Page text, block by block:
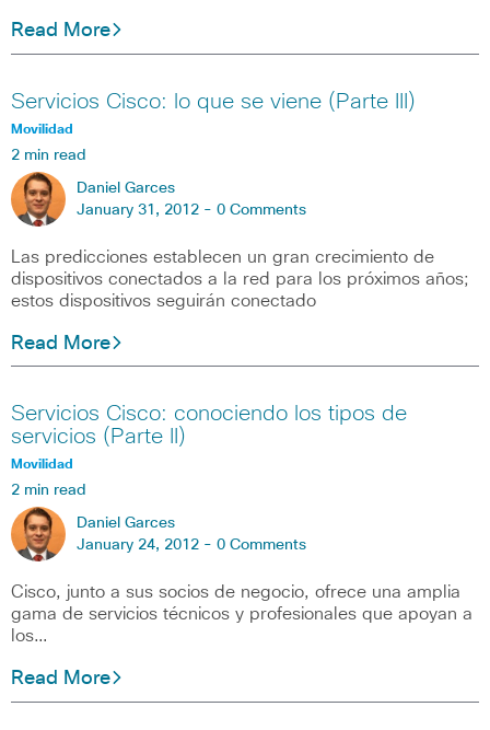
Read More
Servicios Cisco: lo que se viene (Parte III)
Movilidad
2 min read
Daniel Garces
January 31, 2012 - 0 Comments
Las predicciones establecen un gran crecimiento de
dispositivos conectados a la red para los próximos años;
estos dispositivos seguirán conectado
Read More
Servicios Cisco: conociendo los tipos de
servicios (Parte II)
Movilidad
2 min read
Daniel Garces
January 24, 2012 - 0 Comments
Cisco, junto a sus socios de negocio, ofrece una amplia
gama de servicios técnicos y profesionales que apoyan a
los…
Read More